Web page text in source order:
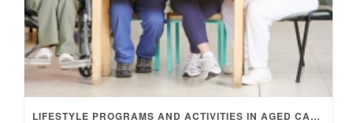
LIFESTYLE PROGRAMS AND ACTIVITIES IN AGED CARE